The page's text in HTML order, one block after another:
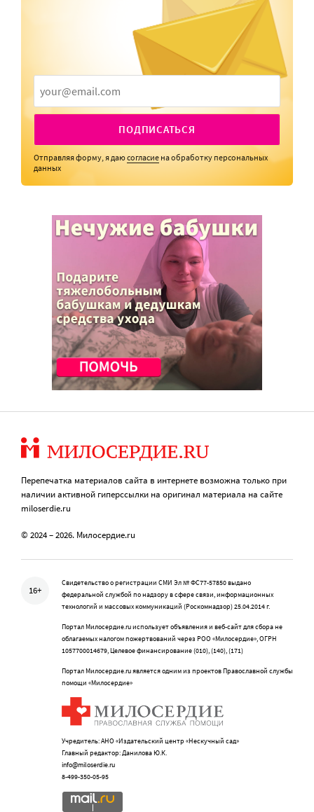
ПОДПИСАТЬСЯ
Отправляя форму, я даюсогласие на обработку персональных
данных
Перепечатка материалов сайта в интернете возможна только при
наличии активной гиперссылки на оригинал материала на сайте
miloserdie.ru
© 2024 – 2026. Милосердие.ru
16+
Свидетельство о регистрации СМИ Эл № ФС77-57850 выдано
федеральной службой по надзору в сфере связи, информационных
технологий и массовых коммуникаций (Роскомнадзор) 25.04.2014 г.
Портал Милосердие.ru использует объявления и веб-сайт для сбора не
облагаемых налогом пожертвований через РОО «Милосердие», ОГРН
1057700014679, Целевое финансирование (010), (140), (171)
Портал Милосердие.ru является одним из проектов Православной службы
помощи «Милосердие»
Учредитель: АНО «Издательский центр «Нескучный сад»
Главный редактор: Данилова Ю.К.
info@miloserdie.ru
8-499-350-05-95